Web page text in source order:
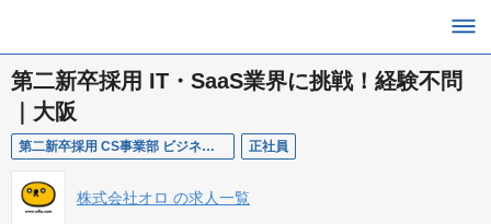
第二新卒採用 IT・SaaS業界に挑戦！経験不問
｜大阪
第二新卒採用 CS事業部 ビジネス総合職オープンポジション 正社員
株式会社オロ の求人一覧